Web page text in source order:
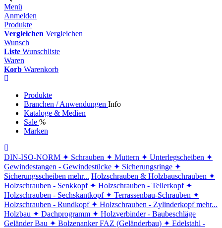
Menü
Anmelden
Produkte
Vergleichen Vergleichen
Wunsch
Liste Wunschliste
Waren
Korb Warenkorb
Produkte
Branchen / Anwendungen Info
Kataloge & Medien
Sale %
Marken
DIN-ISO-NORM ✦ Schrauben ✦ Muttern ✦ Unterlegscheiben ✦
Gewindestangen - Gewindestücke ✦ Sicherungsringe ✦
Sicherungsscheiben mehr... Holzschrauben & Holzbauschrauben ✦
Holzschrauben - Senkkopf ✦ Holzschrauben - Tellerkopf ✦
Holzschrauben - Sechskantkopf ✦ Terrassenbau-Schrauben ✦
Holzschrauben - Rundkopf ✦ Holzschrauben - Zylinderkopf mehr...
Holzbau ✦ Dachprogramm ✦ Holzverbinder - Baubeschläge
Geländer Bau ✦ Bolzenanker FAZ (Geländerbau) ✦ Edelstahl -